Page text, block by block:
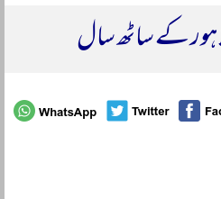
کے ساٹھ سال